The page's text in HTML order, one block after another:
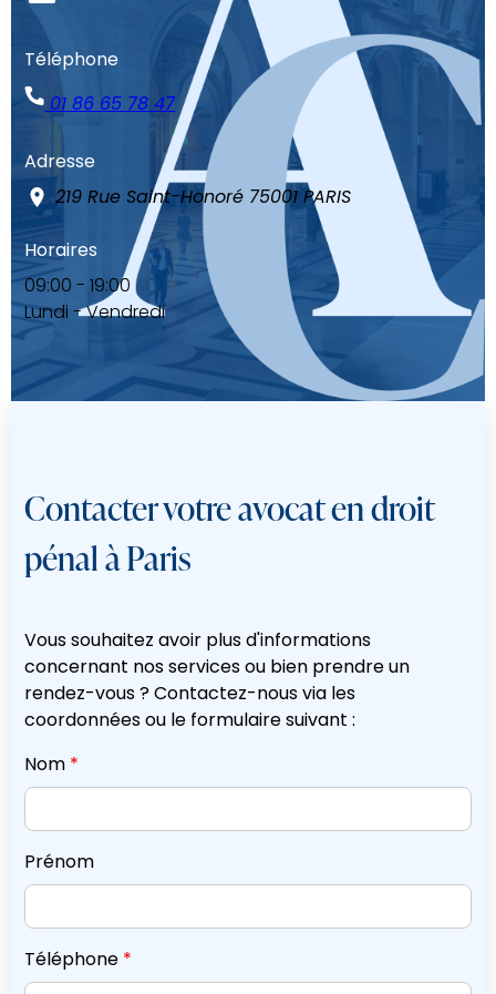
Téléphone
01 86 65 78 47
Adresse
219 Rue Saint-Honoré 75001 PARIS
Horaires
09:00 - 19:00
Lundi - Vendredi
Contacter votre avocat en droit
pénal à Paris
Vous souhaitez avoir plus d'informations
concernant nos services ou bien prendre un
rendez-vous ? Contactez-nous via les
coordonnées ou le formulaire suivant :
Nom *
Prénom
Téléphone *